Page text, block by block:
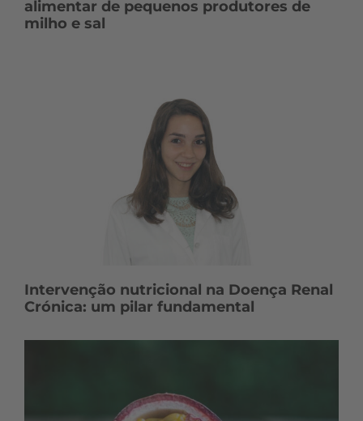
alimentar de pequenos produtores de
milho e sal
Intervenção nutricional na Doença Renal
Crónica: um pilar fundamental